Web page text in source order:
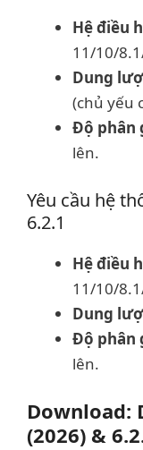
Hệ điều
11/10/
Dung
(chủ yếu
Độ phân
lên.
Yêu cầu hệ
6.2.1
Hệ điều
11/10/
Dung
Độ phân
lên.
Download:
(2026) &